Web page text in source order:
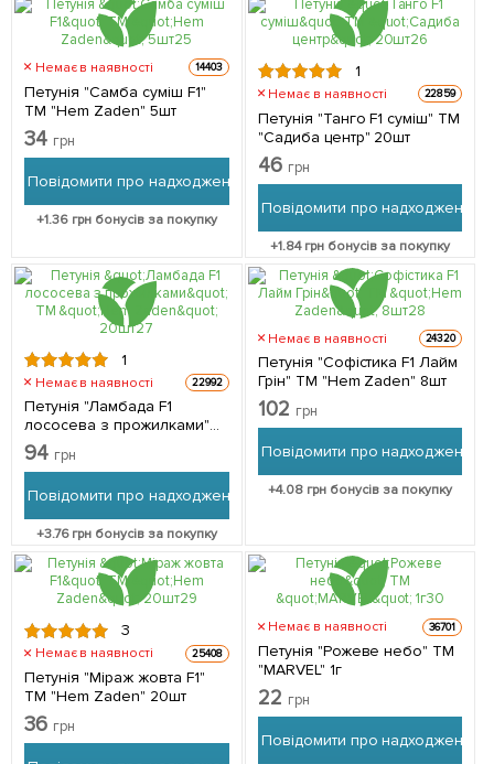
Немає в наявності 14403
Петунія "Самба суміш F1"
ТМ "Hem Zaden" 5шт
34 грн
Повідомити про надходження
+1.36 грн бонусів за покупку
1
Немає в наявності 22859
Петунія "Танго F1 суміш" ТМ
"Садиба центр" 20шт
46 грн
Повідомити про надходження
+1.84грн бонусів за покупку
1
Немає в наявності 22992
Петунія "Ламбада F1
лососева з прожилками"
ТМ "Hem Zaden" 20шт
94 грн
Повідомити про надходження
+3.76грн бонусів за покупку
Немає в наявності 24320
Петунія "Софістика F1 Лайм
Грін" ТМ "Hem Zaden" 8шт
102 грн
Повідомити про надходження
+4.08 грн бонусів за покупку
3
Немає в наявності 25408
Петунія "Міраж жовта F1"
ТМ "Hem Zaden" 20шт
36 грн
Немає в наявності 36701
Петунія "Рожеве небо" ТМ
"MARVEL" 1г
22 грн
Повідомити про надходження